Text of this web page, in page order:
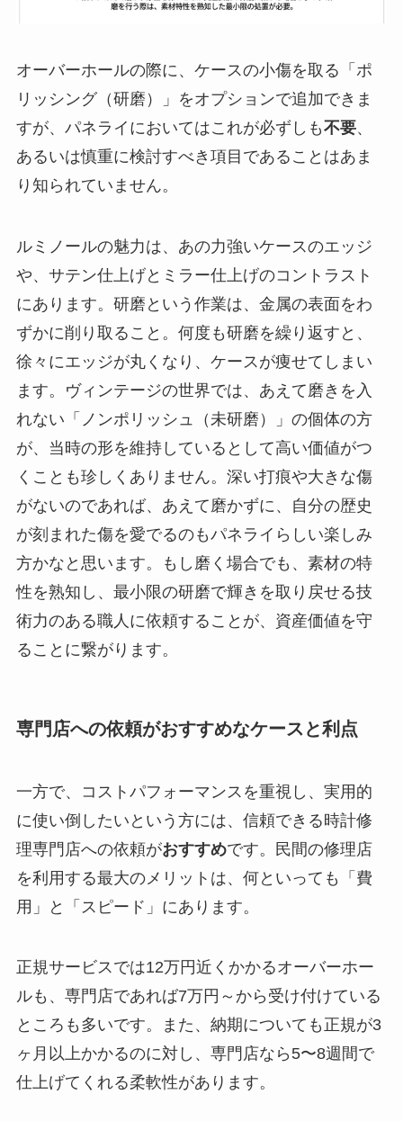
オーバーホールの際に、ケースの小傷を取る「ポ
リッシング（研磨）」をオプションで追加できま
すが、パネライにおいてはこれが必ずしも不要、
あるいは慎重に検討すべき項目であることはあま
り知られていません。
ルミノールの魅力は、あの力強いケースのエッジ
や、サテン仕上げとミラー仕上げのコントラスト
にあります。研磨という作業は、金属の表面をわ
ずかに削り取ること。何度も研磨を繰り返すと、
徐々にエッジが丸くなり、ケースが痩せてしまい
ます。ヴィンテージの世界では、あえて磨きを入
れない「ノンポリッシュ（未研磨）」の個体の方
が、当時の形を維持しているとして高い価値がつ
くことも珍しくありません。深い打痕や大きな傷
がないのであれば、あえて磨かずに、自分の歴史
が刻まれた傷を愛でるのもパネライらしい楽しみ
方かなと思います。もし磨く場合でも、素材の特
性を熟知し、最小限の研磨で輝きを取り戻せる技
術力のある職人に依頼することが、資産価値を守
ることに繋がります。
専門店への依頼がおすすめなケースと利点
一方で、コストパフォーマンスを重視し、実用的
に使い倒したいという方には、信頼できる時計修
理専門店への依頼がおすすめです。民間の修理店
を利用する最大のメリットは、何といっても「費
用」と「スピード」にあります。
正規サービスでは12万円近くかかるオーバーホー
ルも、専門店であれば7万円～から受け付けている
ところも多いです。また、納期についても正規が3
ヶ月以上かかるのに対し、専門店なら5〜8週間で
仕上げてくれる柔軟性があります。